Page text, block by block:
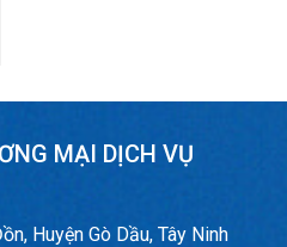
MẠI DỊCH VỤ
Huyện Gò Dầu, Tây Ninh